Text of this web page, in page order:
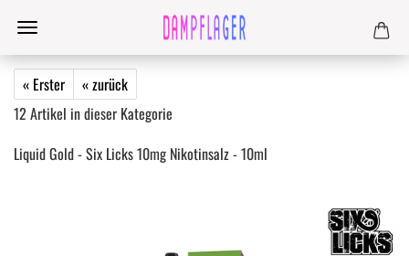
« Erster
« zurück
12 Artikel in dieser Kategorie
Liquid Gold - Six Licks 10mg Nikotinsalz - 10ml